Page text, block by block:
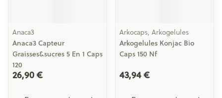
Anaca3
Anaca3 Capteur
Graisses&sucres 5 En 1 Caps
120
26,90 €
Arkocaps, Arkogelules
Arkogelules Konjac Bio
Caps 150 Nf
43,94 €